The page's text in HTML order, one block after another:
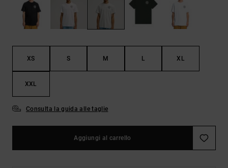
Borse e
domande
frequenti e
modulo di
le FAQ
XS S M L XL
XXL
Consulta la guida alle taglie
Aggiungi al carrello